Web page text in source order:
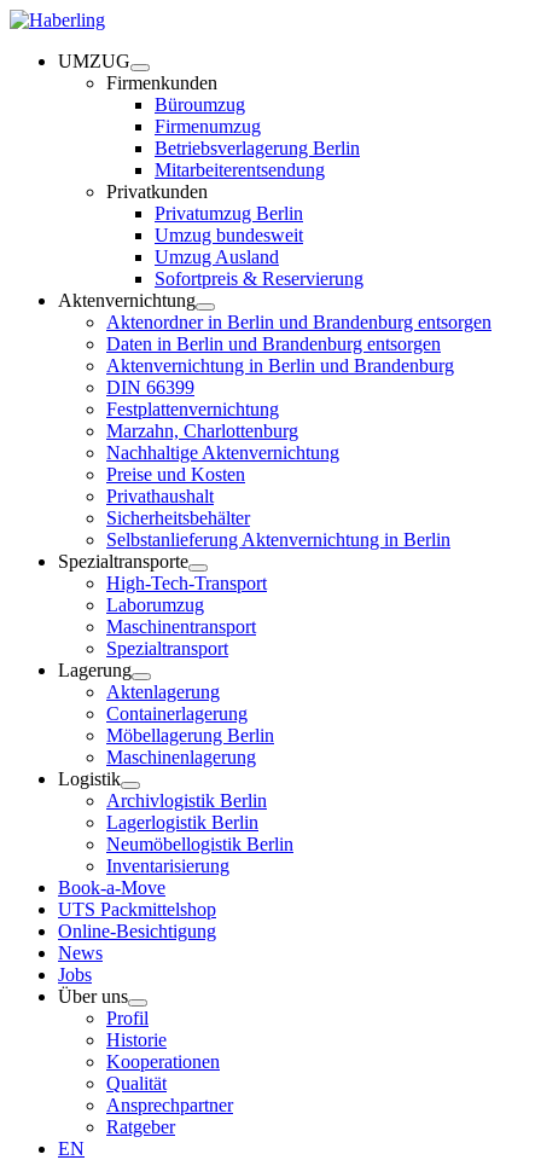
UMZUG
Firmenkunden
Büroumzug
Firmenumzug
Betriebsverlagerung Berlin
Mitarbeiterentsendung
Privatkunden
Privatumzug Berlin
Umzug bundesweit
Umzug Ausland
Sofortpreis & Reservierung
Aktenvernichtung
Aktenordner in Berlin und Brandenburg entsorgen
Daten in Berlin und Brandenburg entsorgen
Aktenvernichtung in Berlin und Brandenburg
DIN 66399
Festplattenvernichtung
Marzahn, Charlottenburg
Nachhaltige Aktenvernichtung
Preise und Kosten
Privathaushalt
Sicherheitsbehälter
Selbstanlieferung Aktenvernichtung in Berlin
Spezialtransporte
High-Tech-Transport
Laborumzug
Maschinentransport
Spezialtransport
Lagerung
Aktenlagerung
Containerlagerung
Möbellagerung Berlin
Maschinenlagerung
Logistik
Archivlogistik Berlin
Lagerlogistik Berlin
Neumöbellogistik Berlin
Inventarisierung
Book-a-Move
UTS Packmittelshop
Online-Besichtigung
News
Jobs
Über uns
Profil
Historie
Kooperationen
Qualität
Ansprechpartner
Ratgeber
EN